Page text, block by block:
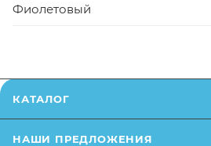
Фиолетовый
КАТАЛОГ
НАШИ ПРЕДЛОЖЕНИЯ